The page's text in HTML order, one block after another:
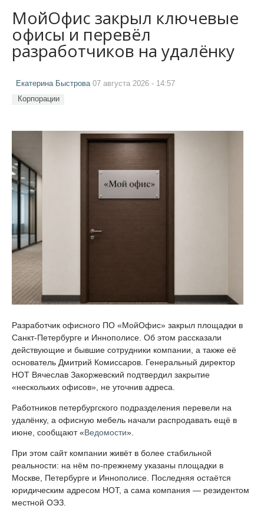
МойОфис закрыл ключевые
офисы и перевёл
разработчиков на удалёнку
Екатерина Быстрова07 августа 2026 - 14:57
Корпорации
Разработчик офисного ПО «МойОфис» закрыл площадки в
Санкт-Петербурге и Иннополисе. Об этом рассказали
действующие и бывшие сотрудники компании, а также её
основатель Дмитрий Комиссаров. Генеральный директор
НОТ Вячеслав Закоржевский подтвердил закрытие
«нескольких офисов», не уточнив адреса.
Работников петербургского подразделения перевели на
удалёнку, а офисную мебель начали распродавать ещё в
июне, сообщают «Ведомости».
При этом сайт компании живёт в более стабильной
реальности: на нём по-прежнему указаны площадки в
Москве, Петербурге и Иннополисе. Последняя остаётся
юридическим адресом НОТ, а сама компания — резидентом
местной ОЭЗ.